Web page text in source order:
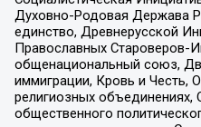
Духовно-Родовая Держава
единство, Древнерусской
Православных Староверов-
общенациональный союз,
иммиграции, Кровь и Честь,
религиозных объединениях,
общественного